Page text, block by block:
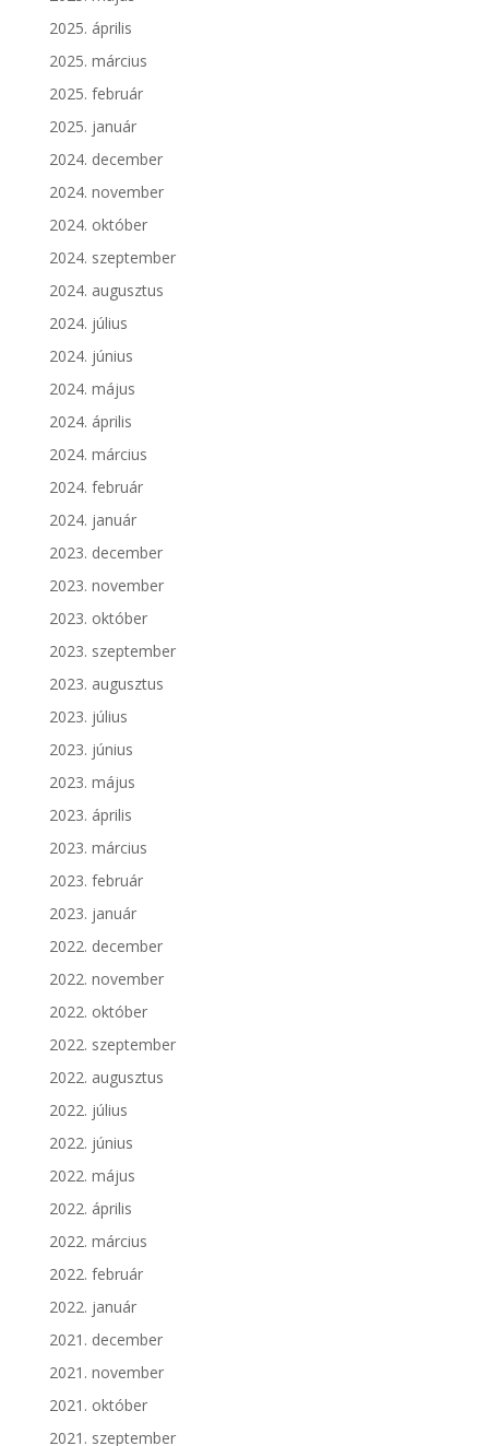
2025. április
2025. március
2025. február
2025. január
2024. december
2024. november
2024. október
2024. szeptember
2024. augusztus
2024. július
2024. június
2024. május
2024. április
2024. március
2024. február
2024. január
2023. december
2023. november
2023. október
2023. szeptember
2023. augusztus
2023. július
2023. június
2023. május
2023. április
2023. március
2023. február
2023. január
2022. december
2022. november
2022. október
2022. szeptember
2022. augusztus
2022. július
2022. június
2022. május
2022. április
2022. március
2022. február
2022. január
2021. december
2021. november
2021. október
2021. szeptember